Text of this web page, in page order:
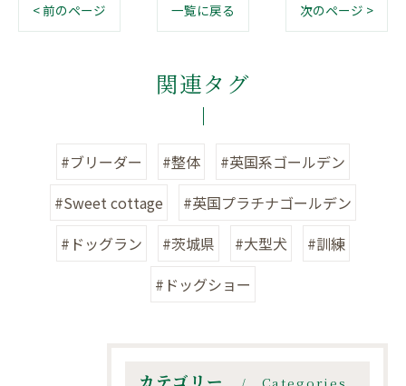
< 前のページ 一覧に戻る 次のページ >
関連タグ
#ブリーダー #整体
#英国系ゴールデン
#Sweet cottage
#英国プラチナゴールデン
#ドッグラン
#茨城県 #大型犬
#訓練
#ドッグショー
カテゴリー Categories